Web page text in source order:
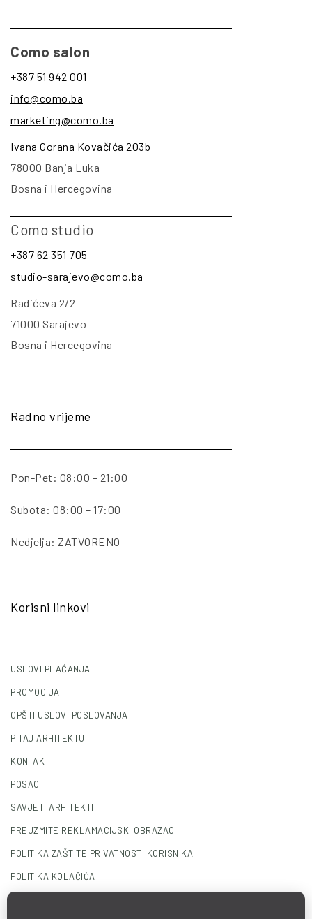
Como salon
+387 51 942 001
info@como.ba
marketing@como.ba
Ivana Gorana Kovačića 203b
78000 Banja Luka
Bosna i Hercegovina
Como studio
+387 62 351 705
studio-sarajevo@como.ba
Radićeva 2/2
71000 Sarajevo
Bosna i Hercegovina
Radno vrijeme
Pon-Pet: 08:00 – 21:00
Subota: 08:00 – 17:00
Nedjelja: ZATVORENO
Korisni linkovi
USLOVI PLAĆANJA
PROMOCIJA
OPŠTI USLOVI POSLOVANJA
PITAJ ARHITEKTU
KONTAKT
POSAO
SAVJETI ARHITEKTI
PREUZMITE REKLAMACIJSKI OBRAZAC
POLITIKA ZAŠTITE PRIVATNOSTI KORISNIKA
POLITIKA KOLAČIĆA